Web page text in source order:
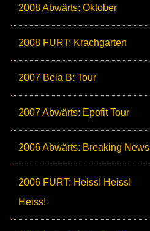
2008 Abwärts: Oktober
2008 FURT: Krachgarten
2007 Bela B: Tour
2007 Abwärts: Epofit Tour
2006 Abwärts: Breaking News
2006 FURT: Heiss! Heiss!
Heiss!